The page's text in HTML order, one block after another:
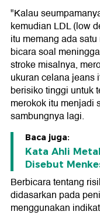
"Kalau
kemudian LDL (low
itu memang ada
bicara soal
stroke misalnya,
ukuran celana jeans
berisiko tinggi untuk
merokok itu menjadi
sambungnya lagi.
Baca juga:
Kata Ahli
Disebut
Berbicara tentang
didasarkan pada
menggunakan